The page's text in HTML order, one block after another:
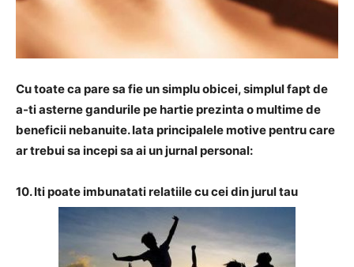
Cu toate ca pare sa fie un simplu obicei, simplul fapt de
a-ti asterne gandurile pe hartie prezinta o multime de
beneficii nebanuite. Iata principalele motive pentru care
ar trebui sa incepi sa ai un jurnal personal:
10. Iti poate imbunatati relatiile cu cei din jurul tau